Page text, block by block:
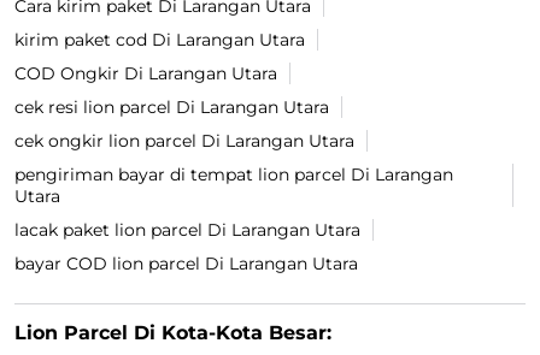
Cara kirim paket Di Larangan Utara
kirim paket cod Di Larangan Utara
COD Ongkir Di Larangan Utara
cek resi lion parcel Di Larangan Utara
cek ongkir lion parcel Di Larangan Utara
pengiriman bayar di tempat lion parcel Di Larangan
Utara
lacak paket lion parcel Di Larangan Utara
bayar COD lion parcel Di Larangan Utara
Lion Parcel Di Kota-Kota Besar: